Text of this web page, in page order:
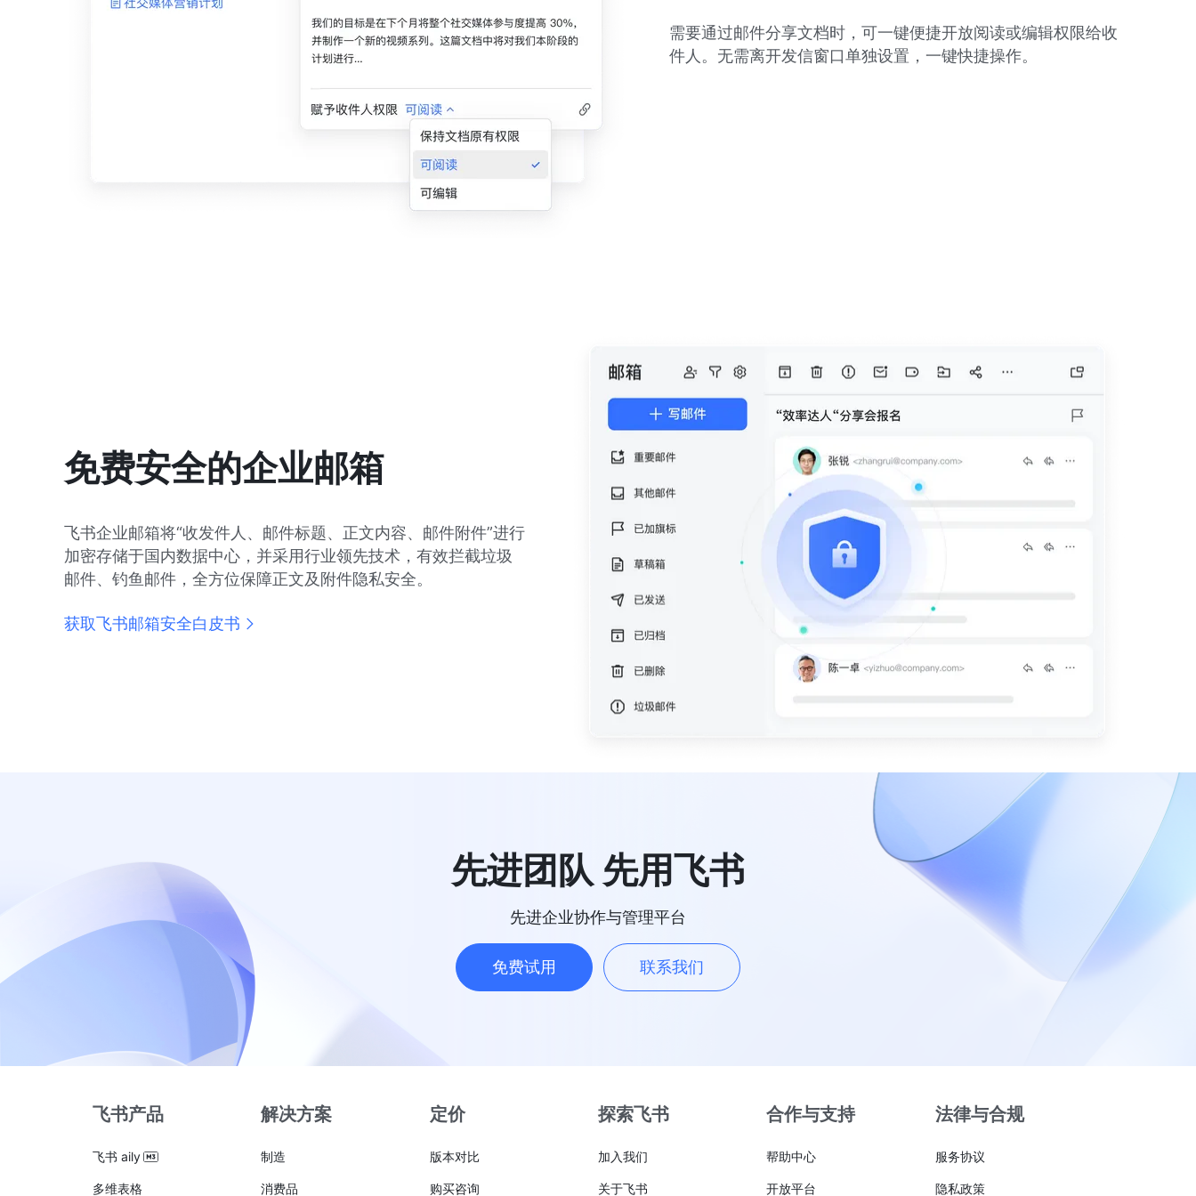
需要通过邮件分享文档时，可一键便捷开放阅读或编辑权限给收
件人。无需离开发信窗口单独设置，一键快捷操作。
免费安全的企业邮箱
飞书企业邮箱将“收发件人、邮件标题、正文内容、邮件附件”进行
加密存储于国内数据中心，并采用行业领先技术，有效拦截垃圾
邮件、钓鱼邮件，全方位保障正文及附件隐私安全。
获取飞书邮箱安全白皮书
先进团队 先用飞书
先进企业协作与管理平台
免费试用 联系我们
飞书产品
飞书 aily
多维表格
解决方案
制造
消费品
定价
版本对比
购买咨询
探索飞书
加入我们
关于飞书
合作与支持
帮助中心
开放平台
法律与合规
服务协议
隐私政策